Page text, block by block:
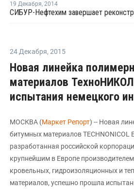
19 Декабря, 2014
24 Декабря, 2015
Новая линейка
материалов
испытания немецкого
МОСКВА (Маркет Репорт) -- Новая
битумных материалов TECHNONICOL
разработанная российской
крупнейшим в Европе
кровельных, гидроизоляционных и
материалов, успешно прошла